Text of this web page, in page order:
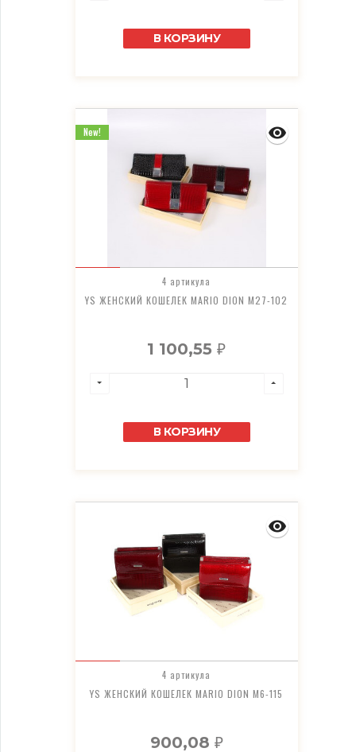
В КОРЗИНУ
4 артикула
YS ЖЕНСКИЙ КОШЕЛЕК MARIO DION M27-102
1 100,55₽
В КОРЗИНУ
New!
4 артикула
YS ЖЕНСКИЙ КОШЕЛЕК MARIO DION M6-115
900,08 ₽